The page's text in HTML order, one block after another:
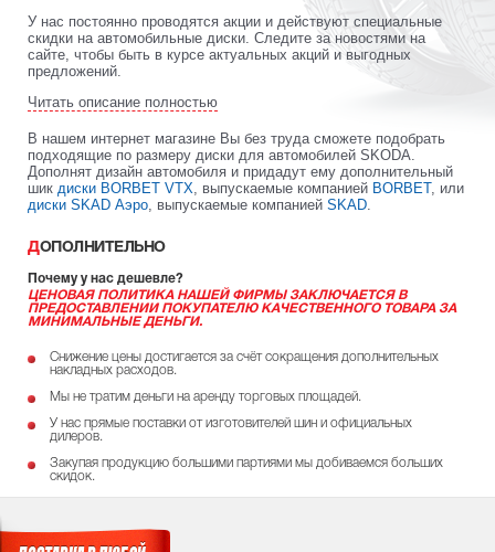
У нас постоянно проводятся акции и действуют специальные
скидки на автомобильные диски. Следите за новостями на
сайте, чтобы быть в курсе актуальных акций и выгодных
предложений.
Читать описание полностью
В нашем интернет магазине Вы без труда сможете подобрать
подходящие по размеру диски для автомобилей SKODA.
Дополнят дизайн автомобиля и придадут ему дополнительный
шик диски BORBET VTX, выпускаемые компанией BORBET, или
диски SKAD Аэро, выпускаемые компанией SKAD.
ДОПОЛНИТЕЛЬНО
Почему у нас дешевле?
ЦЕНОВАЯ ПОЛИТИКА НАШЕЙ ФИРМЫ ЗАКЛЮЧАЕТСЯ В
ПРЕДОСТАВЛЕНИИ ПОКУПАТЕЛЮ КАЧЕСТВЕННОГО ТОВАРА ЗА
МИНИМАЛЬНЫЕ ДЕНЬГИ.
Снижение цены достигается за счёт сокращения дополнительных
накладных расходов.
Мы не тратим деньги на аренду торговых площадей.
У нас прямые поставки от изготовителей шин и официальных
дилеров.
Закупая продукцию большими партиями мы добиваемся больших
скидок.